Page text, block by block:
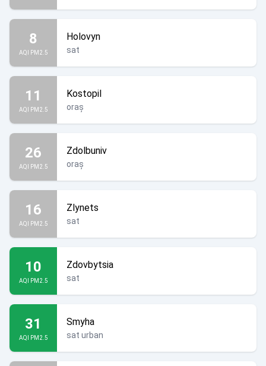
8
AQI PM2.5
Holovyn
sat
11
AQI PM2.5
Kostopil
oraș
26
AQI PM2.5
Zdolbuniv
oraș
16
AQI PM2.5
Zlynets
sat
10
AQI PM2.5
Zdovbytsia
sat
31
AQI PM2.5
Smyha
sat urban